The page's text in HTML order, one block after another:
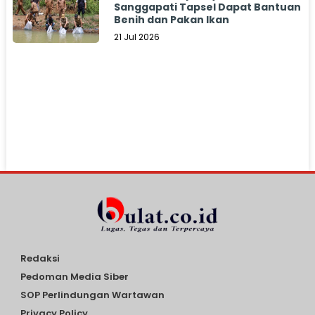
Sanggapati Tapsel Dapat Bantuan
Benih dan Pakan Ikan
21 Jul 2026
Redaksi
Pedoman Media Siber
SOP Perlindungan Wartawan